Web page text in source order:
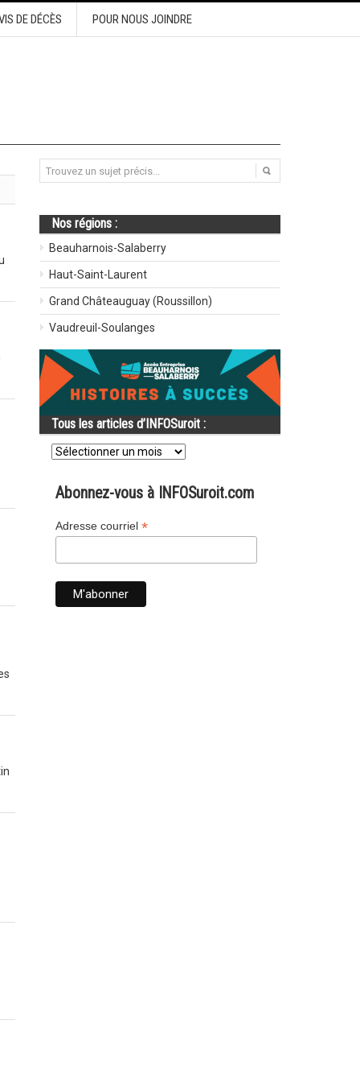
DE DÉCÈS POUR NOUS JOINDRE
Nos régions :
Beauharnois-Salaberry
Haut-Saint-Laurent
Grand Châteauguay (Roussillon)
Vaudreuil-Soulanges
Tous les articles d’INFOSuroit :
Tous
les
d’INFOSuroit
Abonnez-vous à INFOSuroit.com
Adresse courriel *